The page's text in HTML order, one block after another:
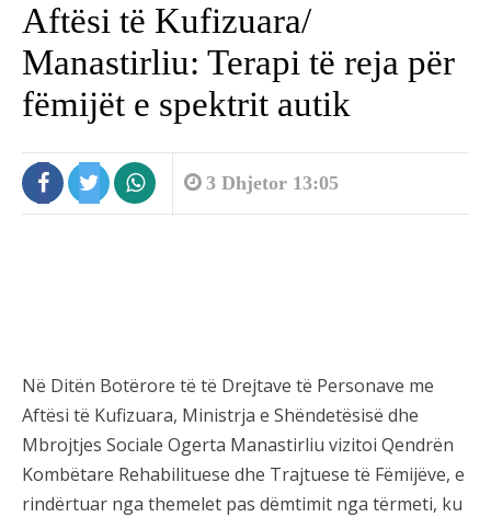
Aftësi të Kufizuara/
Manastirliu: Terapi të reja për
fëmijët e spektrit autik
3 Dhjetor 13:05
Në Ditën Botërore të të Drejtave të Personave me
Aftësi të Kufizuara, Ministrja e Shëndetësisë dhe
Mbrojtjes Sociale Ogerta Manastirliu vizitoi Qendrën
Kombëtare Rehabilituese dhe Trajtuese të Fëmijëve, e
rindërtuar nga themelet pas dëmtimit nga tërmeti, ku